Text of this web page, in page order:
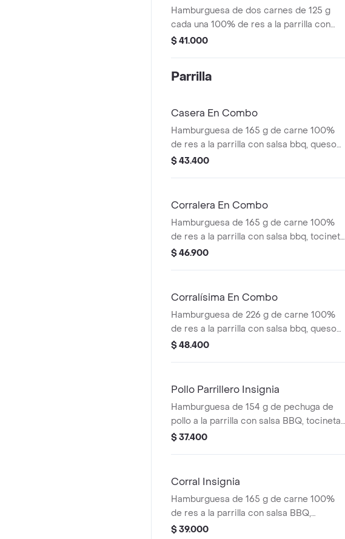
Hamburguesa de dos carnes de 125 g
cada una 100% de res a la parrilla con
salsa bbq, tocineta, queso mozzarella,
$ 41.000
Parrilla
Casera En Combo
Hamburguesa de 165 g de carne 100%
de res a la parrilla con salsa bbq, queso
americano, cebolla, tomate, lechuga y
$ 43.400
Corralera En Combo
Hamburguesa de 165 g de carne 100%
de res a la parrilla con salsa bbq, tocineta,
queso americano, cebolla grillé y salsa de
$ 46.900
Corralísima En Combo
Hamburguesa de 226 g de carne 100%
de res a la parrilla con salsa bbq, queso
mozzarella, tomate, cebolla, lechuga y
$ 48.400
Pollo Parrillero Insignia
Hamburguesa de 154 g de pechuga de
pollo a la parrilla con salsa BBQ, tocineta,
una tajada de queso tipo mozzarella,
$ 37.400
Corral Insignia
Hamburguesa de 165 g de carne 100%
de res a la parrilla con salsa BBQ,
tocineta, queso americano, pepinillos,
$ 39.000